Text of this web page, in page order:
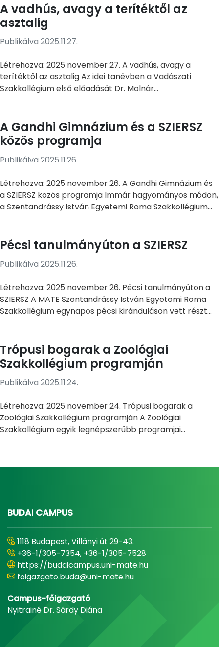
A vadhús, avagy a terítéktől az
asztalig
Publikálva 2025.11.27.
Létrehozva: 2025 november 27. A vadhús, avagy a
terítéktől az asztalig Az idei tanévben a Vadászati
Szakkollégium első előadását Dr. Molnár...
A Gandhi Gimnázium és a SZIERSZ
közös programja
Publikálva 2025.11.26.
Létrehozva: 2025 november 26. A Gandhi Gimnázium és
a SZIERSZ közös programja Immár hagyományos módon,
a Szentandrássy István Egyetemi Roma Szakkollégium...
Pécsi tanulmányúton a SZIERSZ
Publikálva 2025.11.26.
Létrehozva: 2025 november 26. Pécsi tanulmányúton a
SZIERSZ A MATE Szentandrássy István Egyetemi Roma
Szakkollégium egynapos pécsi kiránduláson vett részt...
Trópusi bogarak a Zoológiai
Szakkollégium programján
Publikálva 2025.11.24.
Létrehozva: 2025 november 24. Trópusi bogarak a
Zoológiai Szakkollégium programján A Zoológiai
Szakkollégium egyik legnépszerűbb programjai...
BUDAI CAMPUS
1118 Budapest, Villányi út 29-43.
+36-1/305-7354, +36-1/305-7528
https://budaicampus.uni-mate.hu
foigazgato.buda@uni-mate.hu
Campus-főigazgató
Nyitrainé Dr. Sárdy Diána